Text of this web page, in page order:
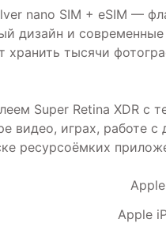
nano SIM + eSIM —
дизайн и
хранить тысячи
Super Retina XDR с
видео, играх, работе
ресурсоёмких
Apple